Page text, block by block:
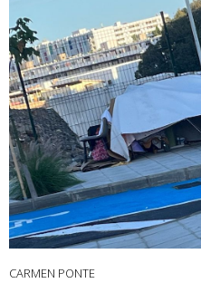
CARMEN PONTE